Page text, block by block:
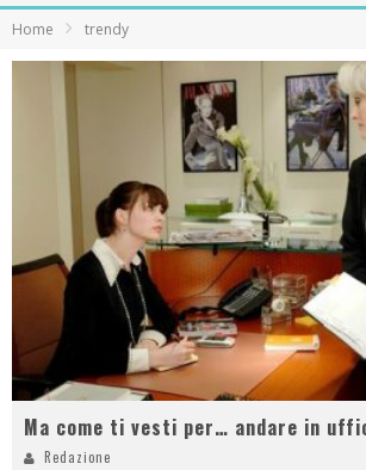
Home trendy
Ma come ti vesti per… andare in
Redazione